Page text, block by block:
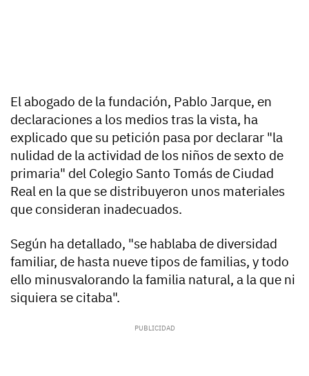
El abogado de la fundación, Pablo Jarque, en
declaraciones a los medios tras la vista, ha
explicado que su petición pasa por declarar "la
nulidad de la actividad de los niños de sexto de
primaria" del Colegio Santo Tomás de Ciudad
Real en la que se distribuyeron unos materiales
que consideran inadecuados.
Según ha detallado, "se hablaba de diversidad
familiar, de hasta nueve tipos de familias, y todo
ello minusvalorando la familia natural, a la que ni
siquiera se citaba".